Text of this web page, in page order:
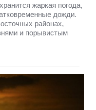
жаркая погода,
дожди.
районах,
и порывистым